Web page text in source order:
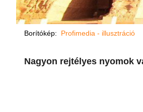
Borítókép: Profimedia - illusztráció
Nagyon rejtélyes nyomok